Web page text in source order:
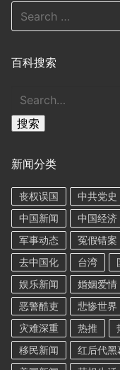
Search
for:
百科搜索
搜
搜索
新闻分类
丧权误国 中共党史
中国新闻
中国经济
军事动态
冤假错案
去中国化
台湾
娱乐新闻
婚姻爱情
恶警酷吏
悲惨世界
灾难深重
热推
移民新闻
红后代黑